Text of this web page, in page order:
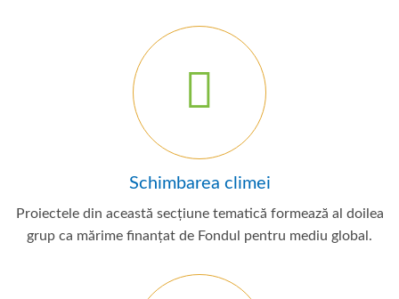
Schimbarea climei
Proiectele din această secțiune tematică formează al doilea
grup ca mărime finanțat de Fondul pentru mediu global.